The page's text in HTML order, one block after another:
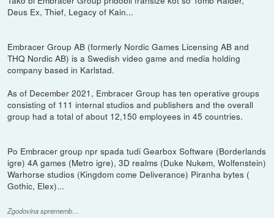
Deus Ex, Thief, Legacy of Kain...
Embracer Group AB (formerly Nordic Games Licensing AB and
THQ Nordic AB) is a Swedish video game and media holding
company based in Karlstad.
As of December 2021, Embracer Group has ten operative groups
consisting of 111 internal studios and publishers and the overall
group had a total of about 12,150 employees in 45 countries.
Po Embracer group npr spada tudi Gearbox Software (Borderlands
igre) 4A games (Metro igre), 3D realms (Duke Nukem, Wolfenstein)
Warhorse studios (Kingdom come Deliverance) Piranha bytes (
Gothic, Elex)...
Zgodovina sprememb…